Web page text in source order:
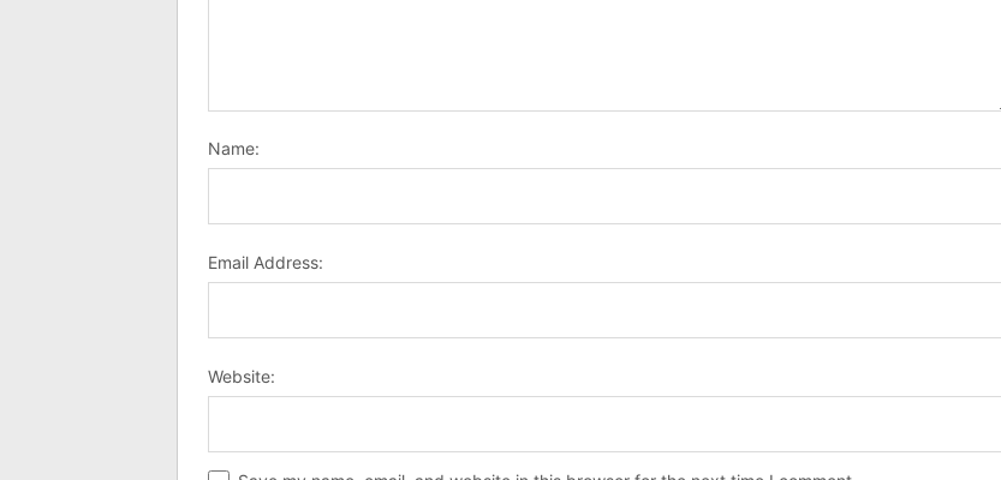
Name:
Email Address:
Website: